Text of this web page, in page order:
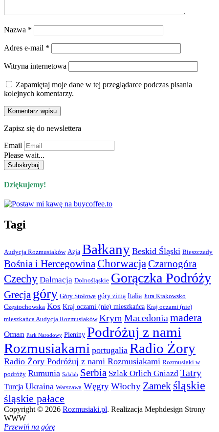
Nazwa *
Adres e-mail *
Witryna internetowa
Zapamiętaj moje dane w tej przeglądarce podczas pisania
kolejnych komentarzy.
Zapisz się do newslettera
Email
Please wait...
Dziękujemy!
Tagi
Audycja Rozmusiaków Azja Bałkany Beskid Śląski Bieszczady
Bośnia i Hercegowina ChorwacjaCzarnogóra
Czechy Dalmacja Dolnośląskie Gorączka Podróży
Grecja góry Góry Stołowe góry zimą Italia Jura Krakowsko
Częstochowska Kos Kraj oczami (nie) mieszkańca Kraj oczami (nie)
mieszkańca Audycja Rozmusiaków Krym Macedonia madera
Oman Park Narodowy Pieniny Podróżuj z nami
Rozmusiakami portugalia Radio Żory
Radio Żory Podróżuj z nami Rozmusiakami Rozmusiaki w
podróży Rumunia Salalah Serbia Szlak Orlich Gniazd Tatry
Turcja Ukraina Warszawa WęgryWłochy Zamek śląskie
śląskie pałace
Copyright © 2026 Rozmusiaki.pl. Realizacja Mephdesign Strony
WWW
Przewiń na górę